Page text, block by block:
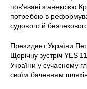
пов'язані з анексією
потребою в
судового й
Президент України
Щорічну зустріч YES
України у сучасному
своїм баченням